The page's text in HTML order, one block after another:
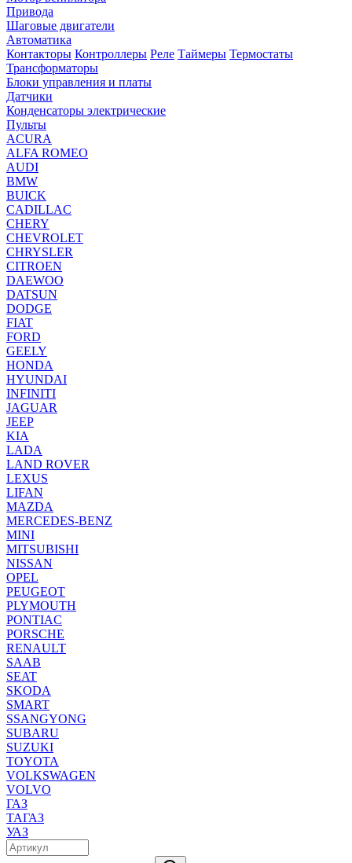
Привода
Шаговые двигатели
Автоматика
Контакторы Контроллеры Реле Таймеры Термостаты
Трансформаторы
Блоки управления и платы
Датчики
Конденсаторы электрические
Пульты
ACURA
ALFA ROMEO
AUDI
BMW
BUICK
CADILLAC
CHERY
CHEVROLET
CHRYSLER
CITROEN
DAEWOO
DATSUN
DODGE
FIAT
FORD
GEELY
HONDA
HYUNDAI
INFINITI
JAGUAR
JEEP
KIA
LADA
LAND ROVER
LEXUS
LIFAN
MAZDA
MERCEDES-BENZ
MINI
MITSUBISHI
NISSAN
OPEL
PEUGEOT
PLYMOUTH
PONTIAC
PORSCHE
RENAULT
SAAB
SEAT
SKODA
SMART
SSANGYONG
SUBARU
SUZUKI
TOYOTA
VOLKSWAGEN
VOLVO
ГАЗ
ТАГАЗ
УАЗ